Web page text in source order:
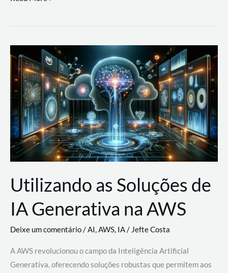
um
com
AWS
Utilizando as Soluções de
IA Generativa na AWS
Deixe um comentário/AI,AWS, IA/Jefte Costa
A AWS revolucionou o campo da Inteligência Artificial
Generativa, oferecendo soluções robustas que permitem aos